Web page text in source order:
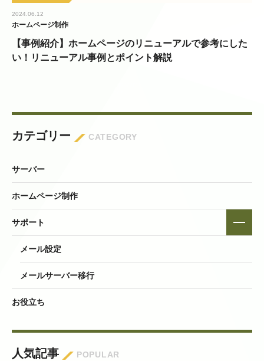
2024.06.12
ホームページ制作
【事例紹介】ホームページのリニューアルで参考にした
い！リニューアル事例とポイント解説
カテゴリー CATEGORY
サーバー
ホームページ制作
サポート
メール設定
メールサーバー移行
お役立ち
人気記事 POPULAR